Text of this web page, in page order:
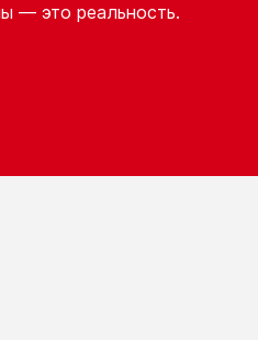
— это реальность.